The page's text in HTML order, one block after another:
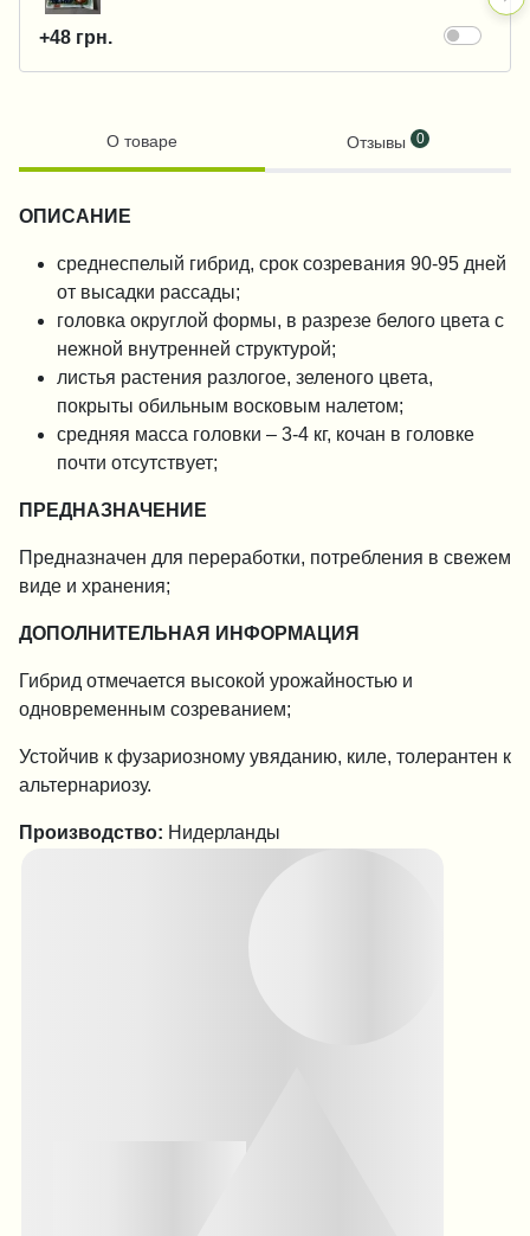
+48 грн.
О товаре Отзывы 0
ОПИСАНИЕ
среднеспелый гибрид, срок созревания 90-95 дней
от высадки рассады;
головка округлой формы, в разрезе белого цвета с
нежной внутренней структурой;
листья растения разлогое, зеленого цвета,
покрыты обильным восковым налетом;
средняя масса головки – 3-4 кг, кочан в головке
почти отсутствует;
ПРЕДНАЗНАЧЕНИЕ
Предназначен для переработки, потребления в свежем
виде и хранения;
ДОПОЛНИТЕЛЬНАЯ ИНФОРМАЦИЯ
Гибрид отмечается высокой урожайностью и
одновременным созреванием;
Устойчив к фузариозному увяданию, киле, толерантен к
альтернариозу.
Производство: Нидерланды